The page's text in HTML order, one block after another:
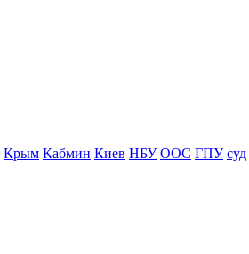
Крым Кабмин Киев НБУ ООС ГПУ суд